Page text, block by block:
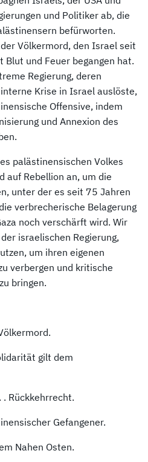
und Politiker ab, die
befürworten.
Völkermord, den Israel seit
und Feuer begangen hat.
Regierung, deren
Krise in Israel auslöste,
Offensive, indem
und Annexion des
palästinensischen Volkes
auf Rebellion an, um die
unter der es seit 75 Jahren
verbrecherische Belagerung
noch verschärft wird. Wir
israelischen Regierung,
um ihren eigenen
verbergen und kritische
bringen.
gilt dem
. Rückkehrrecht.
Gefangener.
Nahen Osten.